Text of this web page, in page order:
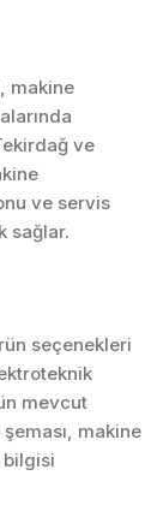
makine
ve
ve servis
sağlar.
seçenekleri
mevcut
makine
bilgisi